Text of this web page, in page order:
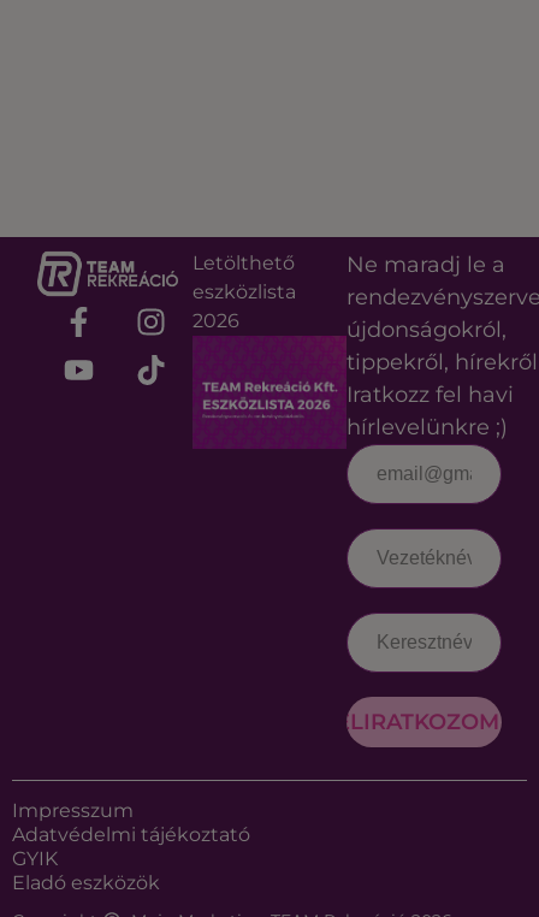
Letölthető
eszközlista
2026
Ne maradj le a
újdonságokról,
tippekről,
Iratkozz fel havi
hírlevelünkre ;)
FELIRATKOZOM
Impresszum
Adatvédelmi tájékoztató
GYIK
Eladó eszközök